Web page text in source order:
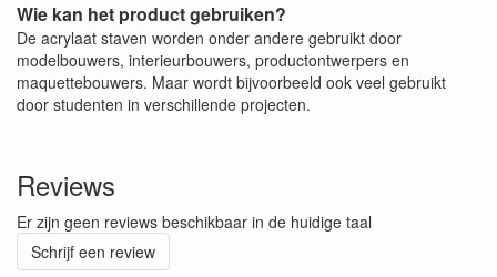
Wie kan het product gebruiken?
De acrylaat staven worden onder andere gebruikt door
modelbouwers, interieurbouwers, productontwerpers en
maquettebouwers. Maar wordt bijvoorbeeld ook veel gebruikt
door studenten in verschillende projecten.
Reviews
Er zijn geen reviews beschikbaar in de huidige taal
Schrijf een review